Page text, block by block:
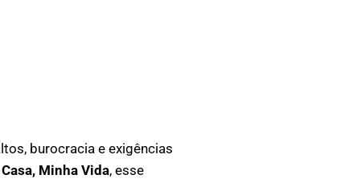
burocracia e exigências
Minha Vida, esse